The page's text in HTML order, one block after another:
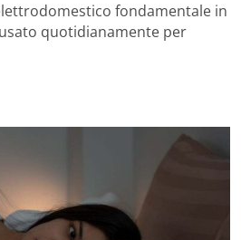
fondamentale in
quotidianamente per